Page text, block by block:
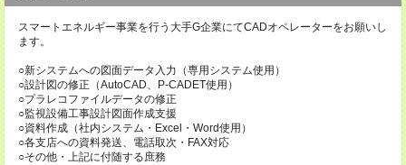
スマートエネルギー事業を行う大手G企業にてCADオペレーターをお願いし
ます。
○新システムへの図面データ入力（専用システム使用）
○設計図の修正（AutoCAD、P-CADET使用）
○プラレコファイルデータの修正
○監視設備工事設計図面作成支援
○資料作成（社内システム・Excel・Word使用）
○各支店への資料発送、電話取次・FAX対応
○その他・上記に付随する庶務